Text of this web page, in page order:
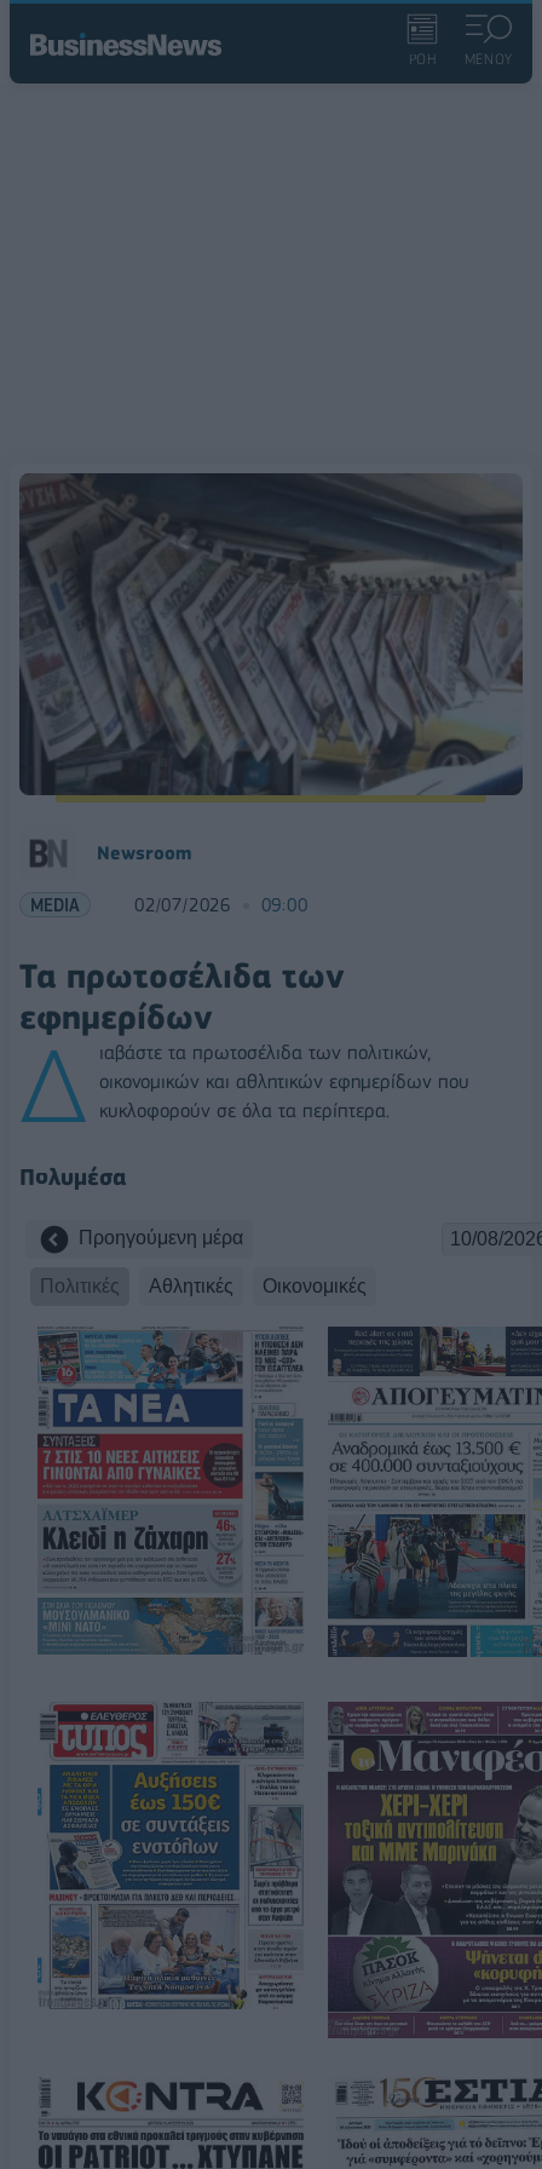
ΡΟΗ ΜΕΝΟΥ
Νewsroom
MEDIA 02/07/2026 09:00
Τα πρωτοσέλιδα των
εφημερίδων
Δ
ιαβάστε τα πρωτοσέλιδα των πολιτικών,
οικονομικών και αθλητικών εφημερίδων που
κυκλοφορούν σε όλα τα περίπτερα.
Πολυμέσα